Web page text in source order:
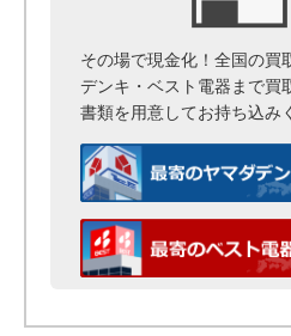
その場で現金化！全国の買
デンキ・ベスト電器まで買
書類を用意してお持ち込み